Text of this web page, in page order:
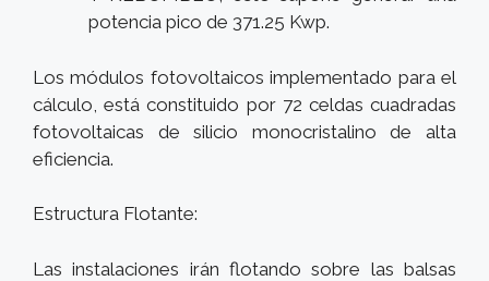
potencia pico de 371.25 Kwp.
Los módulos fotovoltaicos implementado para el
cálculo, está constituido por 72 celdas cuadradas
fotovoltaicas de silicio monocristalino de alta
eficiencia.
Estructura Flotante:
Las instalaciones irán flotando sobre las balsas